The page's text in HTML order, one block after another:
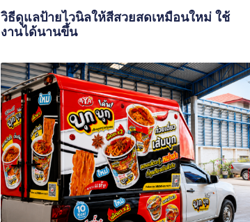
วิธีดูแลป้ายไวนิลให้สีสวยสดเหมือนใหม่ ใช้
งานได้นานขึ้น